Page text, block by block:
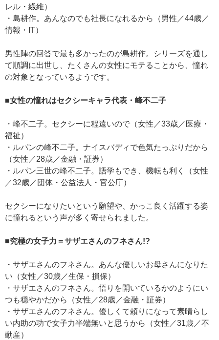
レル・繊維）
・島耕作。あんなのでも社長になれるから（男性／44歳／
情報・IT）
男性陣の回答で最も多かったのが島耕作。シリーズを通し
て順調に出世し、たくさんの女性にモテることから、憧れ
の対象となっているようです。
■女性の憧れはセクシーキャラ代表・峰不二子
・峰不二子。セクシーに程遠いので（女性／33歳／医療・
福祉）
・ルパンの峰不二子。ナイスバディで色気たっぷりだから
（女性／28歳／金融・証券）
・ルパン三世の峰不二子。語学もでき、機転も利く（女性
／32歳／団体・公益法人・官公庁）
セクシーになりたいという願望や、かっこ良く活躍する姿
に憧れるという声が多く寄せられました。
■究極の女子力＝サザエさんのフネさん!?
・サザエさんのフネさん。あんな優しいお母さんになりた
い（女性／30歳／生保・損保）
・サザエさんのフネさん。悟りを開いているかのようにい
つも穏やかだから（女性／28歳／金融・証券）
・サザエさんのフネさん。優しくて頼りになって素晴らし
い内助の功で女子力半端無いと思うから（女性／31歳／不
動産）